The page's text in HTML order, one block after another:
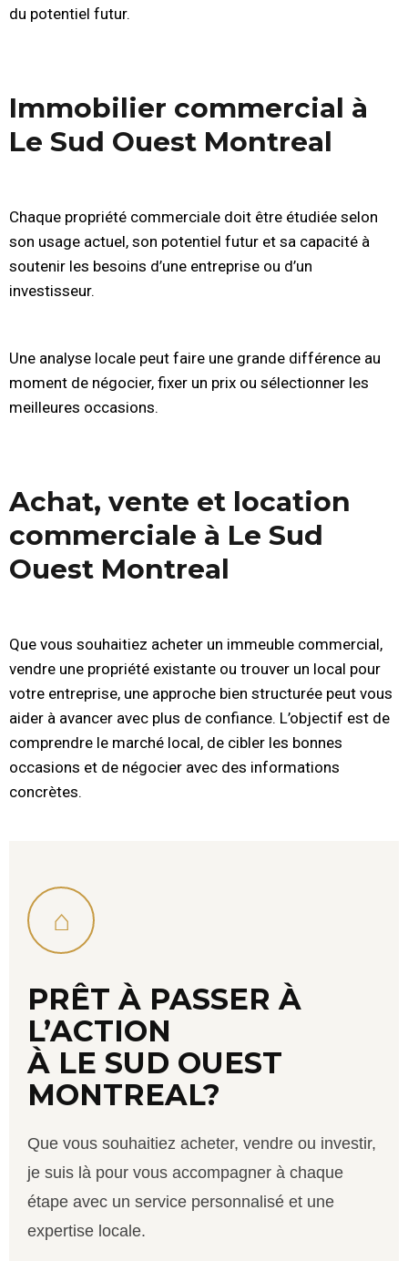
du potentiel futur.
Immobilier commercial à
Le Sud Ouest Montreal
Chaque propriété commerciale doit être étudiée selon
son usage actuel, son potentiel futur et sa capacité à
soutenir les besoins d’une entreprise ou d’un
investisseur.
Une analyse locale peut faire une grande différence au
moment de négocier, fixer un prix ou sélectionner les
meilleures occasions.
Achat, vente et location
commerciale à Le Sud
Ouest Montreal
Que vous souhaitiez acheter un immeuble commercial,
vendre une propriété existante ou trouver un local pour
votre entreprise, une approche bien structurée peut vous
aider à avancer avec plus de confiance. L’objectif est de
comprendre le marché local, de cibler les bonnes
occasions et de négocier avec des informations
concrètes.
⌂
PRÊT À PASSER À
L’ACTION
À LE SUD OUEST
MONTREAL?
Que vous souhaitiez acheter, vendre ou investir,
je suis là pour vous accompagner à chaque
étape avec un service personnalisé et une
expertise locale.